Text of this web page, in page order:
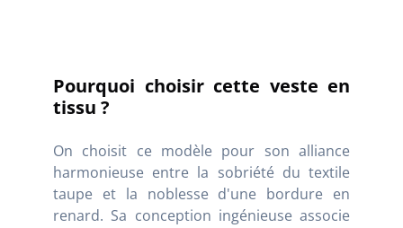
Pourquoi choisir cette veste en
tissu ?
On choisit ce modèle pour son alliance
harmonieuse entre la sobriété du textile
taupe et la noblesse d'une bordure en
renard. Sa conception ingénieuse associe